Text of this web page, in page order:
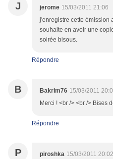
J jerome 15/03/2011 21:06
j'enregistre cette émission
souhaite en avoir une
soirée bisous.
Répondre
B Bakrim76 15/03/2011
Merci ! <br /> <br /> Bises
Répondre
P piroshka 15/03/2011 20:02